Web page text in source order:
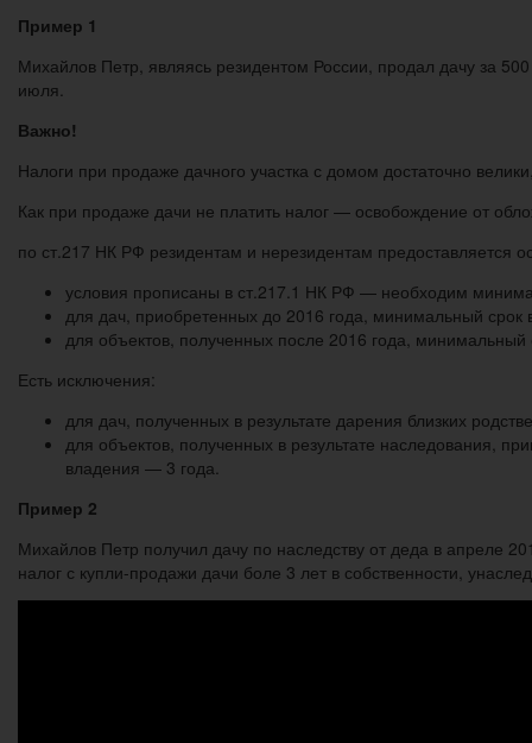
Пример 1
Михайлов Петр, являясь резидентом России, продал дачу за
июля.
Важно!
Налоги при продаже дачного участка с домом достаточно
Как при продаже дачи не платить налог — освобождение от
по ст.217 НК РФ резидентам и нерезидентам предоставляется
условия прописаны в ст.217.1 НК РФ — необходим
для дач, приобретенных до 2016 года, минимальный
для объектов, полученных после 2016 года,
Есть исключения:
для дач, полученных в результате дарения близких
для объектов, полученных в результате наследования,
владения — 3 года.
Пример 2
Михайлов Петр получил дачу по наследству от деда в апреле
налог с купли-продажи дачи боле 3 лет в собственности,